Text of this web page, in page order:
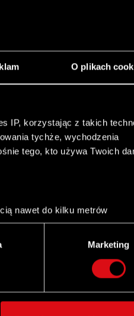
O plikach
IP, korzystając z takich
tychże, wychodzenia
tego, kto używa Twoich
nawet do kilku metrów
je zbiory danych
ustaw własne preferencje w
w dowolnej chwili.
funkcje społecznościowe i
Marketing
Przydatne
Kontakt IR
Dowiedz się więcej:
Facebook